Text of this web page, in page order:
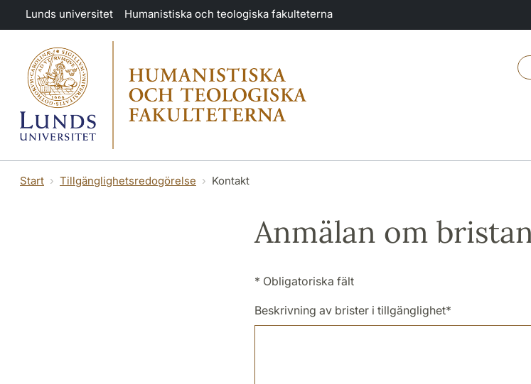
Hoppa till huvudinnehåll
Lunds universitet Humanistiska och teologiska fakulteterna
Start Tillgänglighetsredogörelse Kontakt
Anmälan om
* Obligatoriska fält
Beskrivning av brister i tillgänglighet*